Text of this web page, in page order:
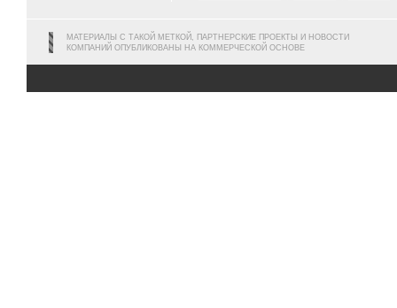
МАТЕРИАЛЫ С ТАКОЙ МЕТКОЙ, ПАРТНЕРСКИЕ ПРОЕКТЫ И НОВОСТИ
КОМПАНИЙ ОПУБЛИКОВАНЫ НА КОММЕРЧЕСКОЙ ОСНОВЕ